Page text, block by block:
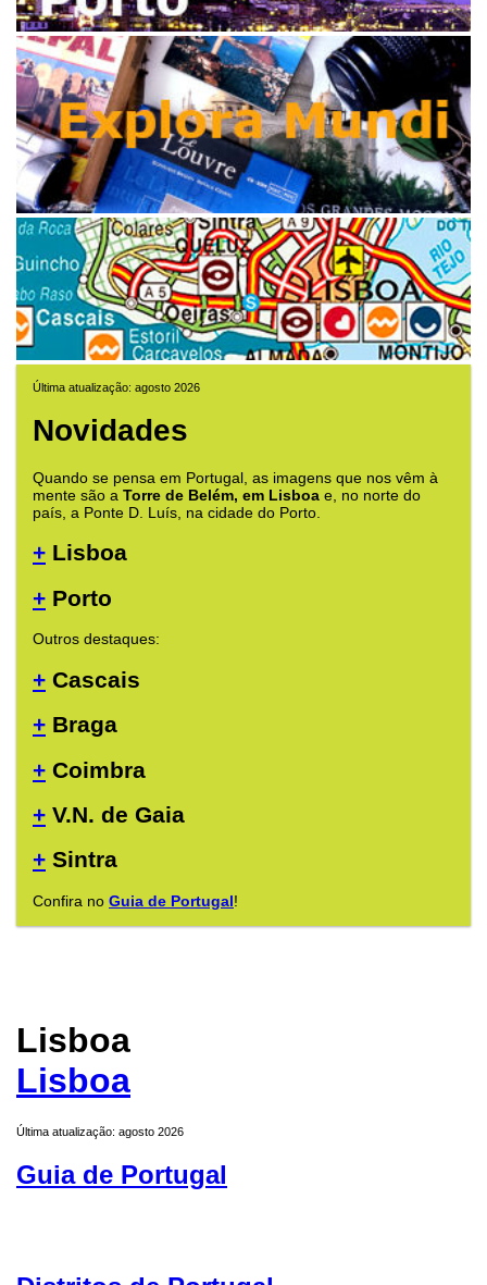
Última atualização: agosto 2026
Novidades
Quando se pensa em Portugal, as imagens que nos vêm à
mente são a Torre de Belém, em Lisboa e, no norte do
país, a Ponte D. Luís, na cidade do Porto.
+ Lisboa
+ Porto
Outros destaques:
+ Cascais
+ Braga
+ Coimbra
+ V.N. de Gaia
+ Sintra
Confira no Guia de Portugal!
Lisboa
Lisboa
Última atualização: agosto 2026
Guia de Portugal